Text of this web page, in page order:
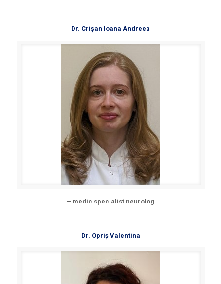
Dr. Crișan Ioana Andreea
– medic specialist neurolog
Dr. Opriș Valentina